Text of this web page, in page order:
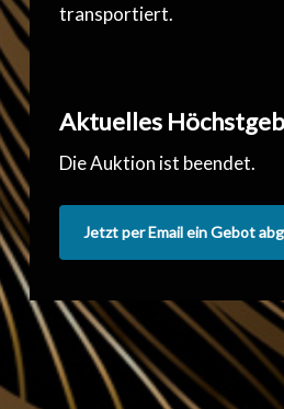
transportiert.
Aktuelles
Die Auktion ist beendet.
Jetzt per Email ein Gebot